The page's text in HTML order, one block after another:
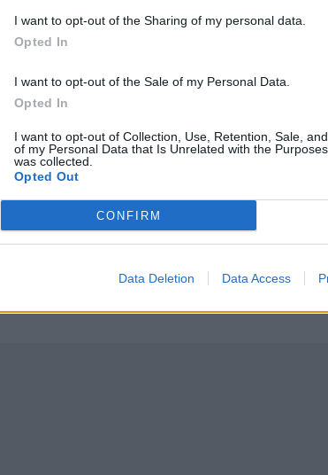
I want to opt-out of the Sharing of my personal data.
Opted In
I want to opt-out of the Sale of my Personal Data.
Opted In
I want to opt-out of Collection, Use, Retention, Sale,
of my Personal Data that Is Unrelated with the
was collected.
Opted Out
CONFIRM
Data Deletion Data Access